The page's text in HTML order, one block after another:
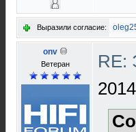
Выразили согласие:
onv
Ветеран
RE: